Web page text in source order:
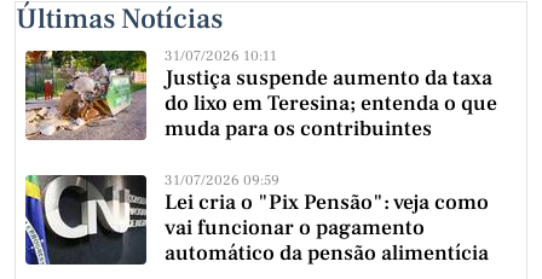
Últimas Notícias
31/07/2026 10:11
Justiça suspende aumento da taxa
do lixo em Teresina; entenda o que
muda para os contribuintes
31/07/2026 09:59
Lei cria o "Pix Pensão": veja como
vai funcionar o pagamento
automático da pensão alimentícia